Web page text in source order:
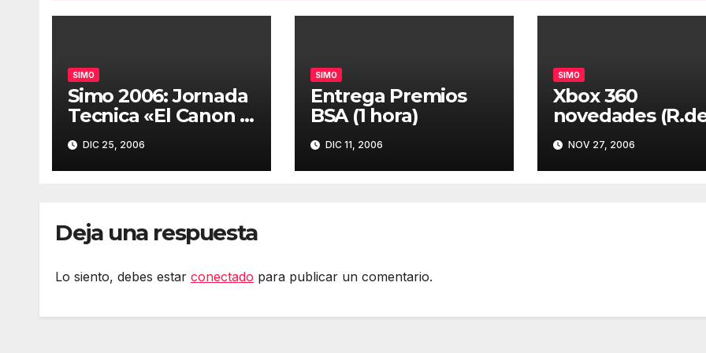
SIMO
Simo 2006: Jornada
Tecnica «El Canon a
CD y DVD» (1 hora
30 minutos)
DIC 25, 2006
SIMO
Entrega Premios
BSA (1 hora)
DIC 11, 2006
SIMO
Xbox 360
novedades
Prensa SIMO) (1
hora 30 min.)
NOV 27, 2006
Deja una respuesta
Lo siento, debes estar conectado para publicar un comentario.